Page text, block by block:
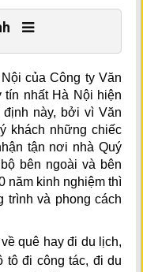
của Công ty Văn
tín nhất Hà Nội hiện
này, bởi vì Văn
khách những chiếc
tận nơi nhà Quý
bên ngoài và bên
năm kinh nghiệm thì
trình và phong cách
quê hay đi du lịch,
tô đi công tác, đi du